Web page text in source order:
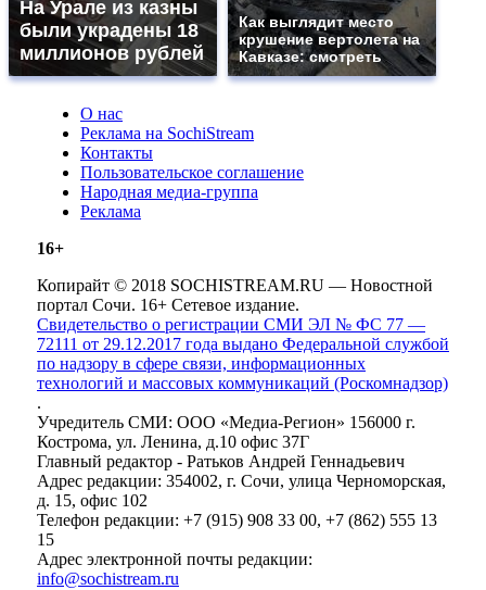
На Урале из казны
были украдены 18
миллионов рублей
Как выглядит место
крушение вертолета на
Кавказе: смотреть
О нас
Реклама на SochiStream
Контакты
Пользовательское соглашение
Народная медиа-группа
Реклама
16+
Копирайт © 2018 SOCHISTREAM.RU — Новостной
портал Сочи. 16+ Сетевое издание.
Свидетельство о регистрации СМИ ЭЛ № ФС 77 —
72111 от 29.12.2017 года выдано Федеральной службой
по надзору в сфере связи, информационных
технологий и массовых коммуникаций (Роскомнадзор)
.
Учредитель СМИ: ООО «Медиа-Регион» 156000 г.
Кострома, ул. Ленина, д.10 офис 37Г
Главный редактор - Ратьков Андрей Геннадьевич
Адрес редакции: 354002, г. Сочи, улица Черноморская,
д. 15, офис 102
Телефон редакции: +7 (915) 908 33 00, +7 (862) 555 13
15
Адрес электронной почты редакции:
info@sochistream.ru